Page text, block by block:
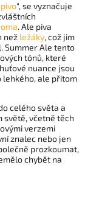
", se vyznačuje
. Ale piva
než ležáky, což jim
Summer Ale tento
tónů, které
nuance jsou
lehkého, ale přitom
celého světa a
světě, včetně těch
verzemi
znalec nebo jen
prozkoumat,
chybět na